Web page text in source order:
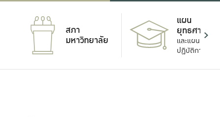
สภา
มหาวิทยาลัย
แผน
ยุทธศาสตร์
และแผน
ปฏิบัติการ